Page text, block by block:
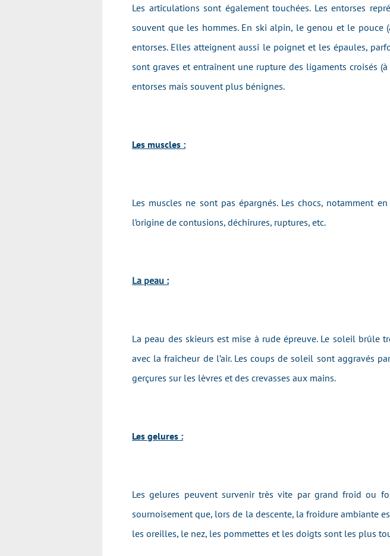
Les articulations sont également touchées. Les entorses
souvent que les hommes. En ski alpin, le genou et le pouce
entorses. Elles atteignent aussi le poignet et les épaules,
sont graves et entraînent une rupture des ligaments croisés
entorses mais souvent plus bénignes.
Les muscles :
Les muscles ne sont pas épargnés. Les chocs, notamment
l’origine de contusions, déchirures, ruptures, etc.
La peau :
La peau des skieurs est mise à rude épreuve. Le soleil brûle
avec la fraîcheur de l’air. Les coups de soleil sont aggravés
gerçures sur les lèvres et des crevasses aux mains.
Les gelures :
Les gelures peuvent survenir très vite par grand froid ou
sournoisement que, lors de la descente, la froidure ambiante
les oreilles, le nez, les pommettes et les doigts sont les plus